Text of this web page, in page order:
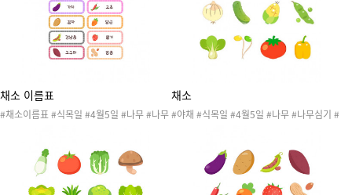
봄활동 #식목일도안 #식목일활동 #원예활동
#텃밭활동 #이름표 #텃밭이름표 #식목일이
름표 #화분이름표 #야채이름표 #채소 #야채
#양파 #오이 #옥수수 #완두콩 #청경채 #콩
나물 #토마토 #파프리카
봄활동 #식목일도안 #식목일활동 #원예활동
#텃밭활동 #이름표 #텃밭이름표 #식목일이
름표 #화분이름표 #야채이름표 #채소 #야채
#무 #방울토마토 #배추 #버섯 #봄동 #부추
#브로콜리 #상추
채소 이름표
#채소이름표 #식목일 #4월5일 #나무 #나무
봄활동 #식목일도안 #식목일활동 #원예활동
#텃밭활동 #이름표 #텃밭이름표 #식목일이
름표 #화분이름표 #야채이름표 #채소 #야채
채소
#야채 #식목일 #4월5일 #나무 #나무심기 #
#식목일도안 #식목일활동 #원예활동 #텃밭
활동 #양파 #오이 #옥수수 #완두콩 #청경채
#콩나물 #토마토 #파프리카